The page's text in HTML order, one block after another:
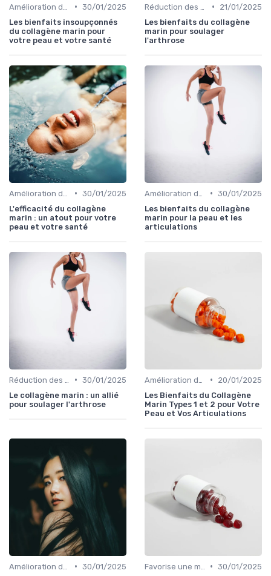
• 30/01/2025
Les bienfaits insoupçonnés
du collagène marin pour
votre peau et votre santé
•
21/01/2025
Les bienfaits du collagène
marin pour soulager
l'arthrose
• 30/01/2025
L'efficacité du collagène
marin : un atout pour votre
peau et votre santé
• 30/01/2025
Les bienfaits du collagène
marin pour la peau et les
articulations
• 30/01/2025
Le collagène marin : un allié
pour soulager l'arthrose
•
20/01/2025
Les Bienfaits du Collagène
Marin Types 1 et 2 pour Votre
Peau et Vos Articulations
• 30/01/2025
• 30/01/2025